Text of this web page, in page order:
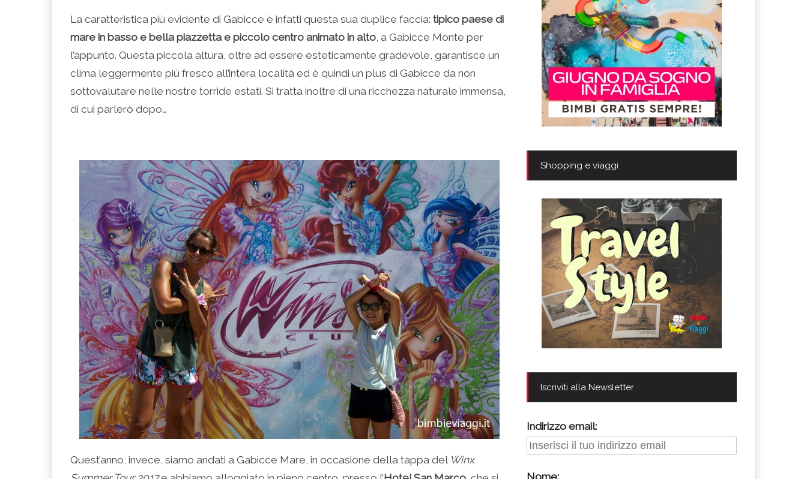
La caratteristica più evidente di Gabicce è infatti questa sua duplice faccia: tipico paese di
mare in basso e bella piazzetta e piccolo centro animato in alto , a Gabicce Monte per
l’appunto. Questa piccola altura, oltre ad essere esteticamente gradevole, garantisce un
clima leggermente più fresco all’intera località ed è quindi un plus di Gabicce da non
sottovalutare nelle nostre torride estati. Si tratta inoltre di una ricchezza naturale immensa,
di cui parlerò dopo…
Quest’anno, invece, siamo andati a Gabicce Mare, in occasione della tappa del Winx
Shopping e viaggi
Iscriviti alla Newsletter
Indirizzo email: